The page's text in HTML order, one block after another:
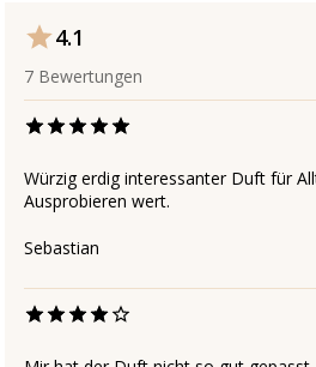
4.1
7 Bewertungen
Würzig erdig interessanter Duft für
Ausprobieren wert.
Sebastian